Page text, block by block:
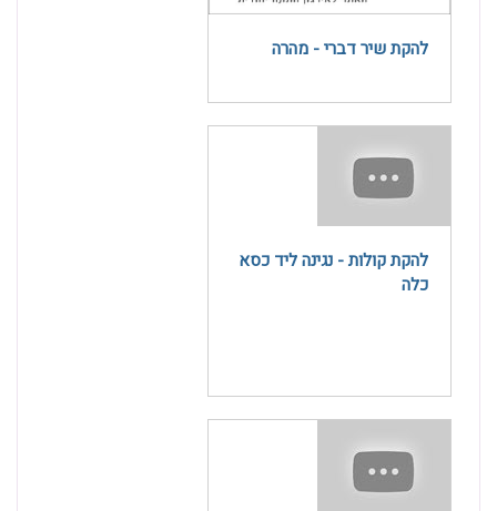
להקת שיר דברי - מהרה
להקת קולות - נגינה ליד כסא
כלה